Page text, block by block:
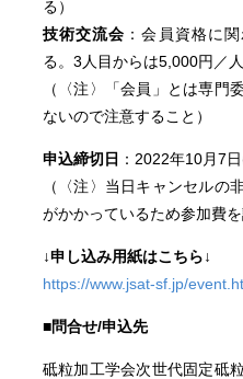
る）
技術交流会 ：会員資格に
る。3人目からは5,000円／人
（〈注〉「会員」とは専門
ないので注意すること）
申込締切日 ：2022年10月7
（〈注〉当日キャンセルの
がかかっているため参加費を
↓申し込み用紙はこちら↓
https://www.jsat-sf.jp/
■問合せ/申込先
砥粒加工学会次世代固定砥